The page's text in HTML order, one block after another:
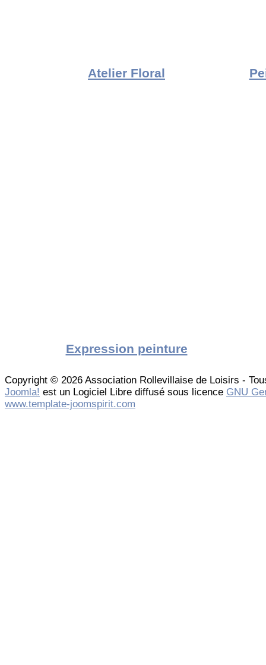
Atelier Floral
Expression peinture
Copyright © 2026 Association Rollevillaise de Loisirs -
Joomla! est un Logiciel Libre diffusé sous licence GNU
www.template-joomspirit.com